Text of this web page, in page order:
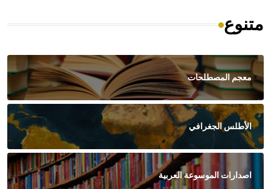
متنوع
معجم المصطلحات
الأطلس الجغرافي
اصدارات الموسوعة العربية